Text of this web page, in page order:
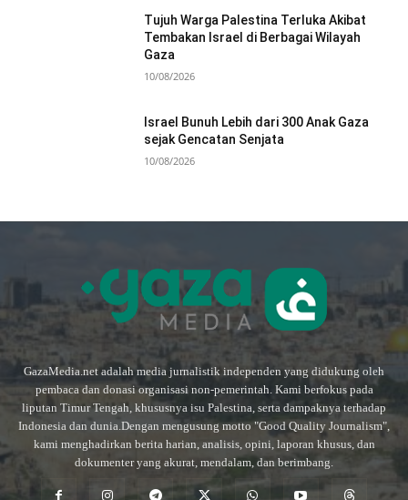
Tujuh Warga Palestina Terluka Akibat
Tembakan Israel di Berbagai Wilayah
Gaza
10/08/2026
Israel Bunuh Lebih dari 300 Anak Gaza
sejak Gencatan Senjata
10/08/2026
GazaMedia.net adalah media jurnalistik independen yang didukung oleh
pembaca dan donasi organisasi non-pemerintah. Kami berfokus pada
liputan Timur Tengah, khususnya isu Palestina, serta dampaknya terhadap
Indonesia dan dunia.Dengan mengusung motto "Good Quality Journalism",
kami menghadirkan berita harian, analisis, opini, laporan khusus, dan
dokumenter yang akurat, mendalam, dan berimbang.